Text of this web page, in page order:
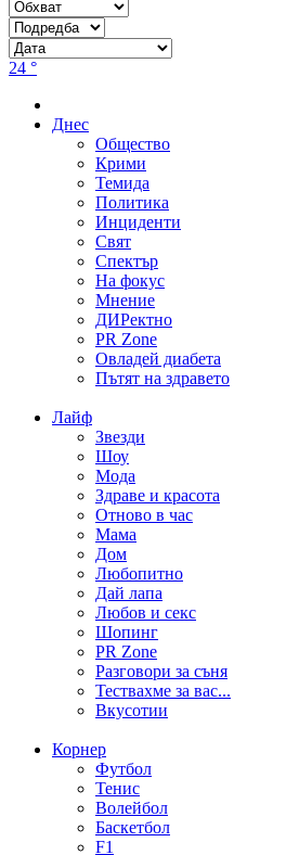
24 °
Днес
Общество
Крими
Темида
Политика
Инциденти
Свят
Спектър
На фокус
Мнение
ДИРектно
PR Zone
Овладей диабета
Пътят на здравето
Лайф
Звезди
Шоу
Мода
Здраве и красота
Отново в час
Мама
Дом
Любопитно
Дай лапа
Любов и секс
Шопинг
PR Zone
Разговори за съня
Тествахме за вас...
Вкусотии
Корнер
Футбол
Тенис
Волейбол
Баскетбол
F1